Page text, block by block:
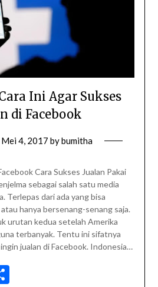
Ini Agar Sukses
di Facebook
Mei 4, 2017 bybumitha
Cara Sukses Jualan Pakai
sebagai salah satu media
Terlepas dari ada yang bisa
hanya bersenang-senang saja.
urutan kedua setelah Amerika
terbanyak. Tentu ini sifatnya
jualan di Facebook. Indonesia…
Share